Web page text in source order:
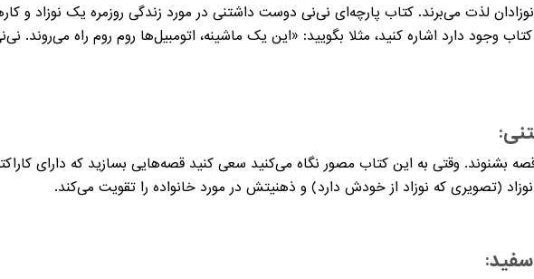
لذت می‌برند. کتاب پارچه‌ای نی‌نی دوست داشتنی در مورد زندگی روزمره یک نوزاد و
وجود دارد اشاره کنید، مثلا بگویید: «این یک ماشینه، اتومبیل‌ها روم روم راه می‌روند.
وقتی به این کتاب مصور نگاه می‌کنید سعی کنید قصه‌هایی بسازید که دارای
(تصویری که نوزاد از خودش دارد) و ذهنیتش در مورد خانواده را تقویت می‌کند.